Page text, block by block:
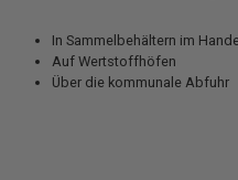
In Sammelbehältern im
Auf Wertstoffhöfen
Über die kommunale Abfuhr